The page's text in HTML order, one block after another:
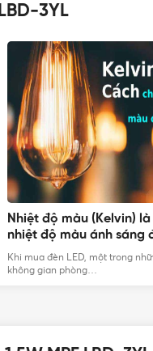
BỊ ĐIỆN NƯỚC
3YL
Nhiệt độ màu (Kelvin)
nhiệt độ màu ánh sáng
Khi mua đèn LED, một trong
không gian phòng…